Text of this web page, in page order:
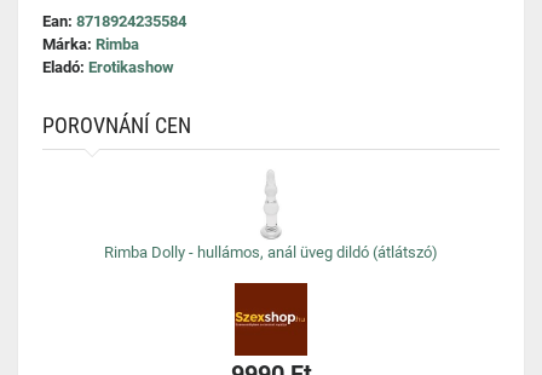
Ean: 8718924235584
Márka: Rimba
Eladó: Erotikashow
POROVNÁNÍ CEN
Rimba Dolly - hullámos, anál üveg dildó (átlátszó)